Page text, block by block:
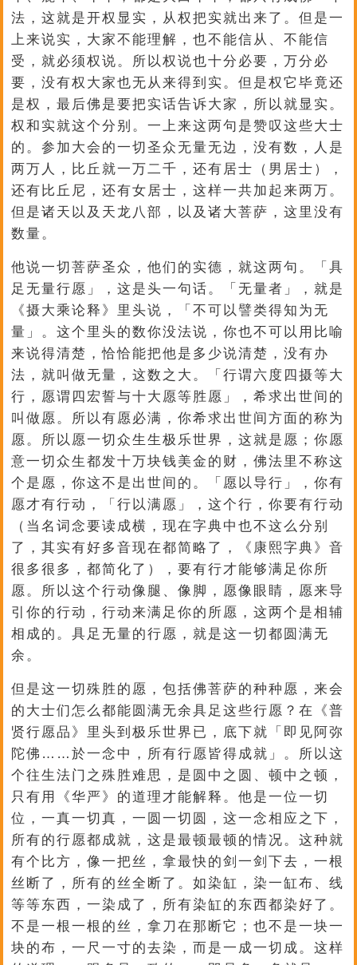
法，这就是开权显实，从权把实就出来了。但是一
上来说实，大家不能理解，也不能信从、不能信
受，就必须权说。所以权说也十分必要，万分必
要，没有权大家也无从来得到实。但是权它毕竟还
是权，最后佛是要把实话告诉大家，所以就显实。
权和实就这个分别。一上来这两句是赞叹这些大士
的。参加大会的一切圣众无量无边，没有数，人是
两万人，比丘就一万二千，还有居士（男居士），
还有比丘尼，还有女居士，这样一共加起来两万。
但是诸天以及天龙八部，以及诸大菩萨，这里没有
数量。
他说一切菩萨圣众，他们的实德，就这两句。「具
足无量行愿」，这是头一句话。「无量者」，就是
《摄大乘论释》里头说，「不可以譬类得知为无
量」。这个里头的数你没法说，你也不可以用比喻
来说得清楚，恰恰能把他是多少说清楚，没有办
法，就叫做无量，这数之大。「行谓六度四摄等大
行，愿谓四宏誓与十大愿等胜愿」，希求出世间的
叫做愿。所以有愿必满，你希求出世间方面的称为
愿。所以愿一切众生生极乐世界，这就是愿；你愿
意一切众生都发十万块钱美金的财，佛法里不称这
个是愿，你这不是出世间的。「愿以导行」，你有
愿才有行动，「行以满愿」，这个行，你要有行动
（当名词念要读成横，现在字典中也不这么分别
了，其实有好多音现在都简略了，《康熙字典》音
很多很多，都简化了），要有行才能够满足你所
愿。所以这个行动像腿、像脚，愿像眼睛，愿来导
引你的行动，行动来满足你的所愿，这两个是相辅
相成的。具足无量的行愿，就是这一切都圆满无
余。
但是这一切殊胜的愿，包括佛菩萨的种种愿，来会
的大士们怎么都能圆满无余具足这些行愿？在《普
贤行愿品》里头到极乐世界已，底下就「即见阿弥
陀佛……於一念中，所有行愿皆得成就」。所以这
个往生法门之殊胜难思，是圆中之圆、顿中之顿，
只有用《华严》的道理才能解释。他是一位一切
位，一真一切真，一圆一切圆，这一念相应之下，
所有的行愿都成就，这是最顿最顿的情况。这种就
有个比方，像一把丝，拿最快的剑一剑下去，一根
丝断了，所有的丝全断了。如染缸，染一缸布、线
等等东西，一染成了，所有染缸的东西都染好了。
不是一根一根的丝，拿刀在那断它；也不是一块一
块的布，一尺一寸的去染，而是一成一切成。这样